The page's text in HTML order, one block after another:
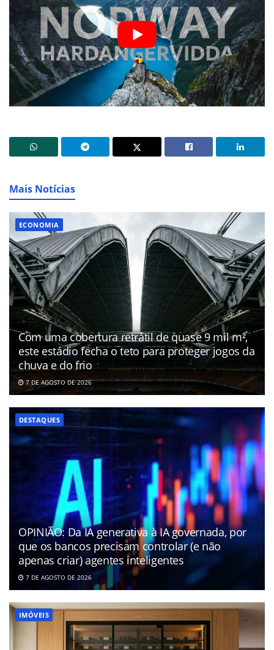
Mais Notícias
ECONOMIA
Com uma cobertura retrátil de quase 9 mil m²,
este estádio fecha o teto para proteger jogos da
chuva e do frio
7 DE AGOSTO DE 2026
DESTAQUES
OPINIÃO: Da IA generativa à IA governada, por
que os bancos precisam controlar (e não
apenas criar) agentes inteligentes
7 DE AGOSTO DE 2026
IMÓVEIS